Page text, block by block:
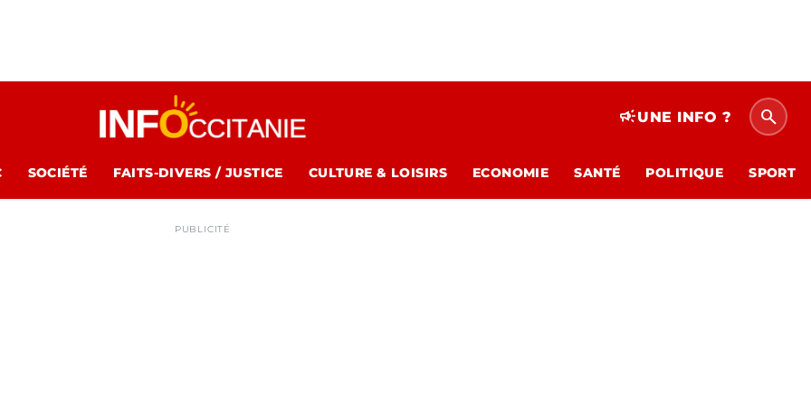
campaignUNE INFO ? search
SOCIÉTÉ FAITS-DIVERS / JUSTICE CULTURE & LOISIRS ECONOMIE SANTÉ POLITIQUE SPORT
PUBLICITÉ